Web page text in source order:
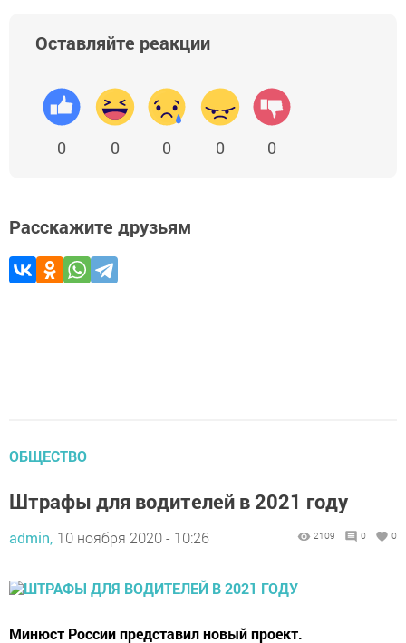
Оставляйте реакции
0 0 0 0 0
Расскажите друзьям
ОБЩЕСТВО
Штрафы для водителей в 2021 году
admin, 10 ноября 2020 - 10:26 2109 0 0
Минюст России представил новый проект.